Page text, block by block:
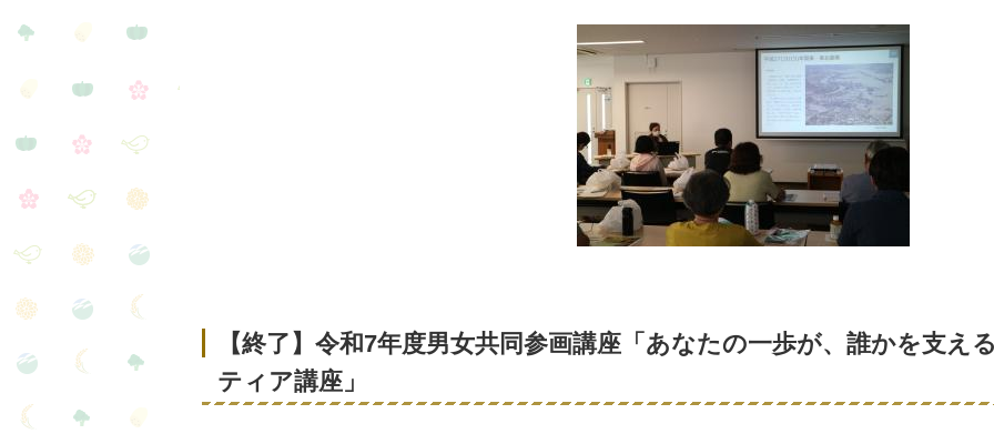
【終了】令和7年度男女共同参画講座「あなたの一歩が、誰かを支え
ティア講座」